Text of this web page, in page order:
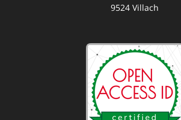
9524 Villach